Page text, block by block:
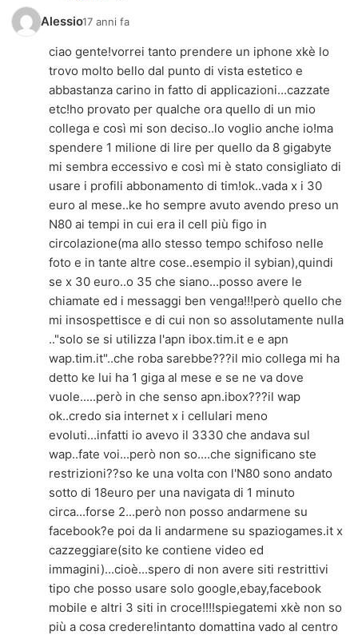
Alessio17 anni fa
ciao gente!vorrei tanto prendere un iphone xkè lo
trovo molto bello dal punto di vista estetico e
abbastanza carino in fatto di applicazioni...cazzate
etc!ho provato per qualche ora quello di un mio
collega e così mi son deciso..lo voglio anche io!ma
spendere 1 milione di lire per quello da 8 gigabyte
mi sembra eccessivo e così mi è stato consigliato di
usare i profili abbonamento di tim!ok..vada x i 30
euro al mese..ke ho sempre avuto avendo preso un
N80 ai tempi in cui era il cell più figo in
circolazione(ma allo stesso tempo schifoso nelle
foto e in tante altre cose..esempio il sybian),quindi
se x 30 euro..o 35 che siano...posso avere le
chiamate ed i messaggi ben venga!!!però quello che
mi insospettisce e di cui non so assolutamente nulla
.."solo se si utilizza l'apn ibox.tim.it e e apn
wap.tim.it"..che roba sarebbe???il mio collega mi ha
detto ke lui ha 1 giga al mese e se ne va dove
vuole.....però in che senso apn.ibox???il wap
ok..credo sia internet x i cellulari meno
evoluti...infatti io avevo il 3330 che andava sul
wap..fate voi...però non so....che significano ste
restrizioni??so ke una volta con l'N80 sono andato
sotto di 18euro per una navigata di 1 minuto
circa...forse 2...però non posso andarmene su
facebook?e poi da li andarmene su spaziogames.it x
cazzeggiare(sito ke contiene video ed
immagini)...cioè...spero di non avere siti restrittivi
tipo che posso usare solo google,ebay,facebook
mobile e altri 3 siti in croce!!!!spiegatemi xkè non so
più a cosa credere!intanto domattina vado al centro